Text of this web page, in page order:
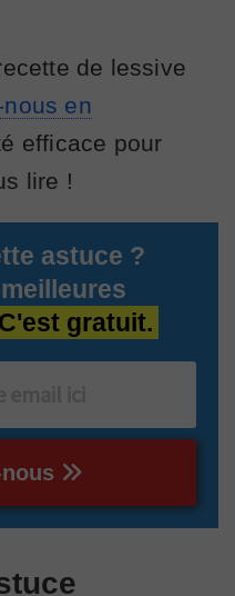
de lessive
en
efficace pour
lire !
astuce ?
C'est gratuit.